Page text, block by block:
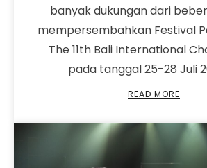
banyak dukungan dari
mempersembahkan Festival
The 11th Bali International
pada tanggal 25-28 Juli
READ MORE